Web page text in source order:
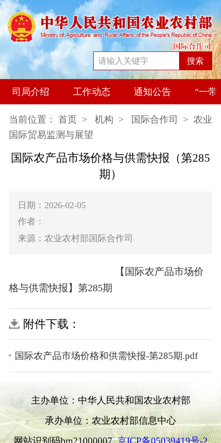
搜索
司局介绍 工作动态 通知公告 “一带
当前位置： 首页 > 机构 > 国际合作司
> 农业
国际贸易监测与展望
国际农产品市场价格与供需快报（第285
期）
日期：2026-02-05
作者：
来源：农业农村部国际合作司
【国际农产品市场价
格与供需快报】第285期
附件下载：
国际农产品市场价格和供需快报-第285期.pdf
主办单位：中华人民共和国农业农村部
承办单位：农业农村部信息中心
网站识别码bm21000007京ICP备05039419号-2